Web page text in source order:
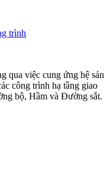
trình
qua việc cung ứng hệ sản
công trình hạ tầng giao
bộ, Hầm và Đường sắt.